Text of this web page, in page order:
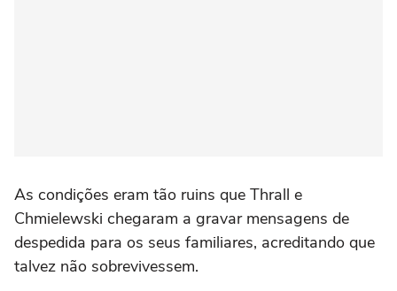
As condições eram tão ruins que Thrall e
Chmielewski chegaram a gravar mensagens de
despedida para os seus familiares, acreditando que
talvez não sobrevivessem.